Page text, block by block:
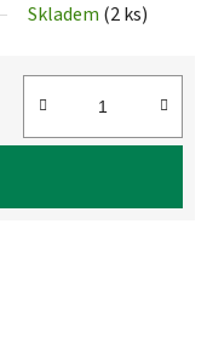
Skladem (2 ks)